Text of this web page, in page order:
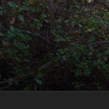
Zum
Inhalt
springen